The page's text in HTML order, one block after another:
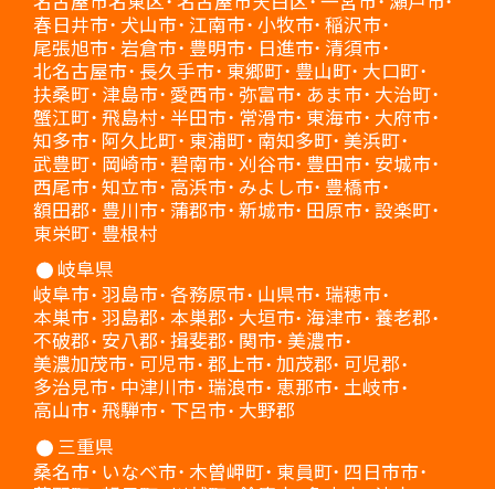
春日井市 犬山市 江南市 小牧市 稲沢市
尾張旭市 岩倉市 豊明市 日進市 清須市
北名古屋市 長久手市 東郷町 豊山町 大口町
扶桑町 津島市 愛西市 弥富市 あま市 大治町
蟹江町 飛島村 半田市 常滑市 東海市 大府市
知多市 阿久比町 東浦町 南知多町 美浜町
武豊町 岡崎市 碧南市 刈谷市 豊田市 安城市
西尾市 知立市 高浜市 みよし市 豊橋市
額田郡 豊川市 蒲郡市 新城市 田原市 設楽町
東栄町 豊根村
岐阜県
岐阜市 羽島市 各務原市 山県市 瑞穂市
本巣市 羽島郡 本巣郡 大垣市 海津市 養老郡
不破郡 安八郡 揖斐郡 関市 美濃市
美濃加茂市 可児市 郡上市 加茂郡 可児郡
多治見市 中津川市 瑞浪市 恵那市 土岐市
高山市 飛騨市 下呂市 大野郡
三重県
桑名市 いなべ市 木曽岬町 東員町 四日市市